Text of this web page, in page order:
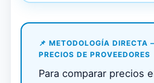
📌 METODOLOGÍA DIRECTA
PRECIOS DE PROVEEDORES
Para comparar precios